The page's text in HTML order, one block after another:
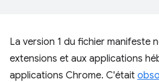
La version 1 du fichier manifeste
extensions et aux applications
applications Chrome. C'était